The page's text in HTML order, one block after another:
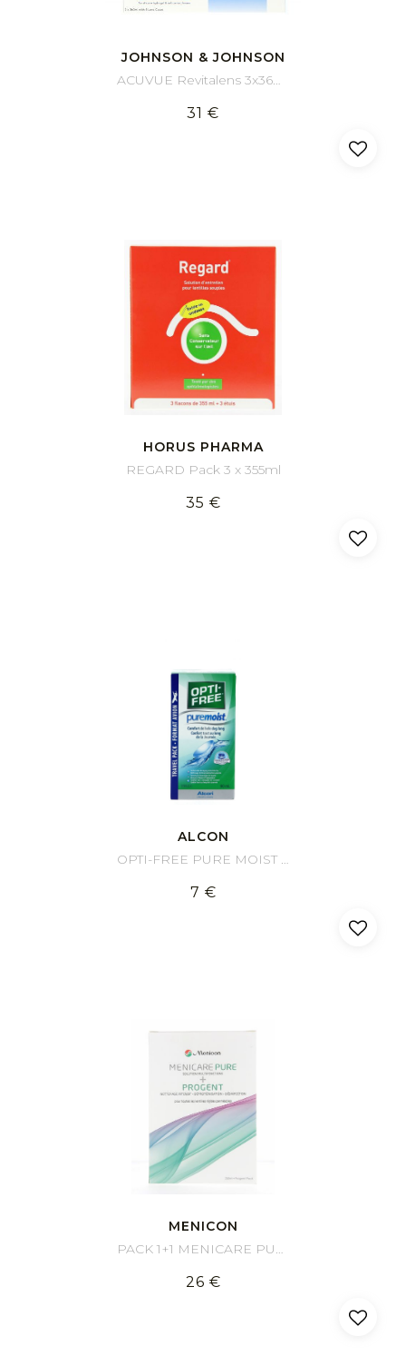
JOHNSON & JOHNSON
ACUVUE Revitalens 3x360ml
31 €
HORUS PHARMA
REGARD Pack 3 x 355ml
35 €
ALCON
OPTI-FREE PURE MOIST 90ml
7 €
MENICON
PACK 1+1 MENICARE PURE + PROGENT
26 €